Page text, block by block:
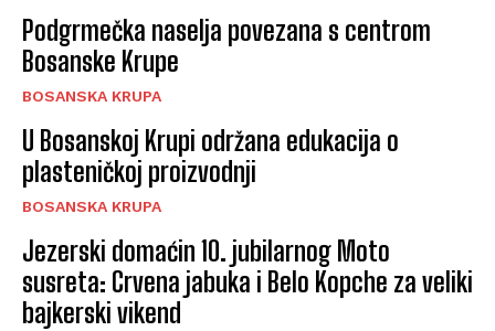
Podgrmečka naselja povezana s centrom
Bosanske Krupe
BOSANSKA KRUPA
U Bosanskoj Krupi održana edukacija o
plasteničkoj proizvodnji
BOSANSKA KRUPA
Jezerski domaćin 10. jubilarnog Moto
susreta: Crvena jabuka i Belo Kopche za veliki
bajkerski vikend